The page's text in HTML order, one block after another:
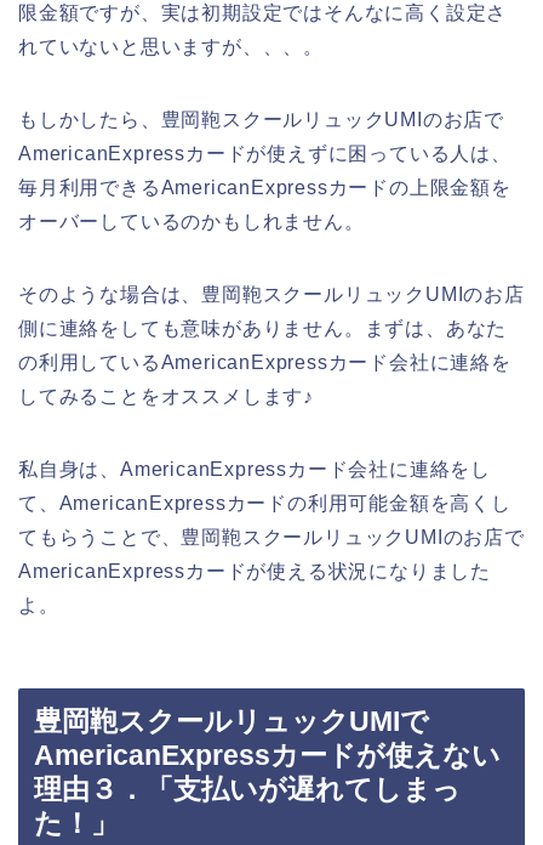
限金額ですが、実は初期設定ではそんなに高く設定さ
れていないと思いますが、、、。
もしかしたら、豊岡鞄スクールリュックUMIのお店で
AmericanExpressカードが使えずに困っている人は、
毎月利用できるAmericanExpressカードの上限金額を
オーバーしているのかもしれません。
そのような場合は、豊岡鞄スクールリュックUMIのお店
側に連絡をしても意味がありません。まずは、あなた
の利用しているAmericanExpressカード会社に連絡を
してみることをオススメします♪
私自身は、AmericanExpressカード会社に連絡をし
て、AmericanExpressカードの利用可能金額を高くし
てもらうことで、豊岡鞄スクールリュックUMIのお店で
AmericanExpressカードが使える状況になりました
よ。
豊岡鞄スクールリュックUMIで
AmericanExpressカードが使えない
理由３．「支払いが遅れてしまっ
た！」